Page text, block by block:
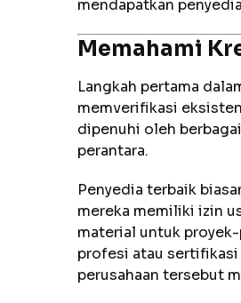
mendapatkan
Memahami
Langkah pertama
memverifikasi
dipenuhi oleh
perantara.
Penyedia terbaik
mereka memiliki izin
material untuk
profesi atau sertifikasi
perusahaan tersebut